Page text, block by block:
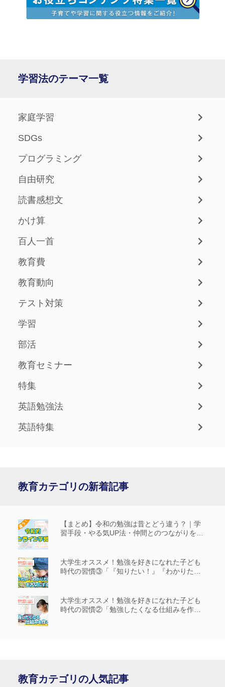
学習法のテーマ一覧
家庭学習
SDGs
プログラミング
自由研究
読書感想文
かけ算
百人一首
教育費
教育動向
テスト対策
学習
部活
教育セミナー
特集
英語勉強法
英語特集
教育カテゴリの新着記事
【まとめ】令和の勉強は昔とどう違う？｜学
習手段・やる気UP法・仲間とのつながりを解
大学生オススメ！勉強を好きになれた子ども
時代の習慣③「『知りたい！』『わかりた
大学生オススメ！勉強を好きになれた子ども
時代の習慣②「勉強したくなる仕組みを作
教育カテゴリの人気記事